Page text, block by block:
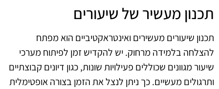
תכנון מעשיר של שיעורים
תכנון שיעורים מעשירים ואינטראקטיביים הוא מפתח
להצלחה בלמידה מרחוק. יש להקדיש זמן לפיתוח מערכי
שיעור מגוונים שכוללים פעילויות שונות, כגון דיונים קבוצתיים
ותרגולים מעשיים. כך ניתן לנצל את הזמן בצורה אופטימלית